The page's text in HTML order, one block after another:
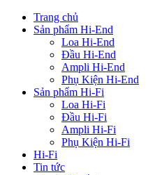
Trang chủ
Sản phẩm Hi-End
Loa Hi-End
Đầu Hi-End
Ampli Hi-End
Phụ Kiện Hi-End
Sản phẩm Hi-Fi
Loa Hi-Fi
Đầu Hi-Fi
Ampli Hi-Fi
Phụ Kiện Hi-Fi
Hi-Fi
Tin tức